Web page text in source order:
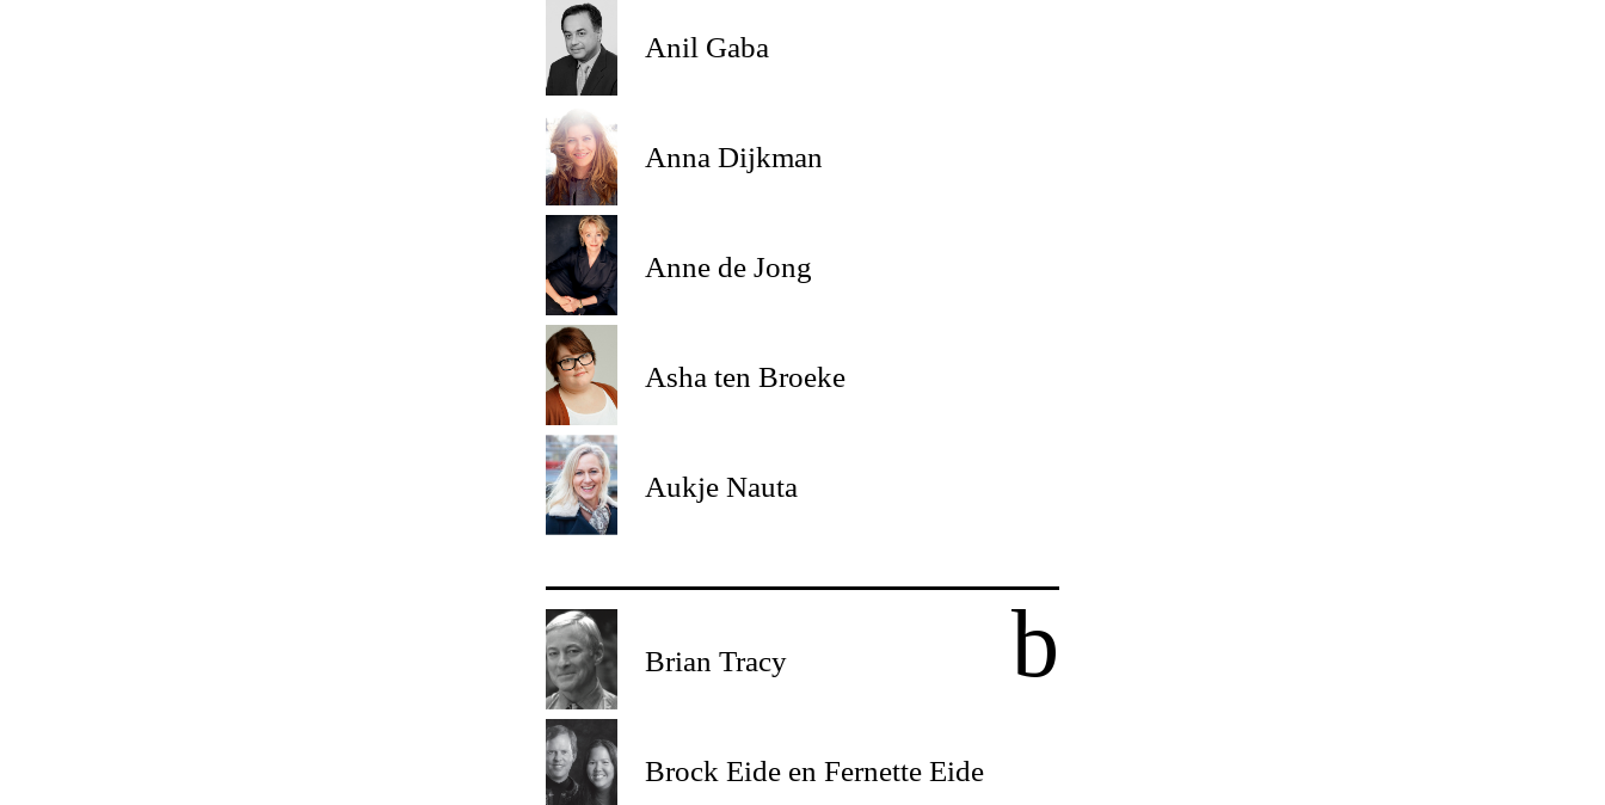
Anil Gaba
Anna Dijkman
Anne de Jong
Asha ten Broeke
Aukje Nauta
b
Brian Tracy
Brock Eide en Fernette Eide